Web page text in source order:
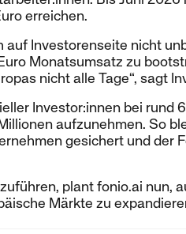
erreichen.
Investorenseite nicht
Monatsumsatz zu
nicht alle Tage“, sagt
Investor:innen bei rund
aufzunehmen. So
gesichert und der
plant fonio.ai nun,
Märkte zu